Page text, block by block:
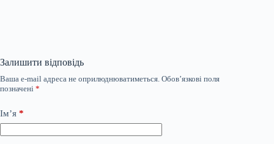
Залишити відповідь
Ваша e-mail адреса не оприлюднюватиметься. Обов’язкові поля
позначені *
Ім’я *